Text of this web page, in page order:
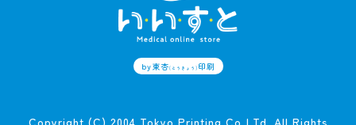
by東杏(とうきょう) 印刷
Copyright (C) 2004 Tokyo Printing Co,LTd. All Rights